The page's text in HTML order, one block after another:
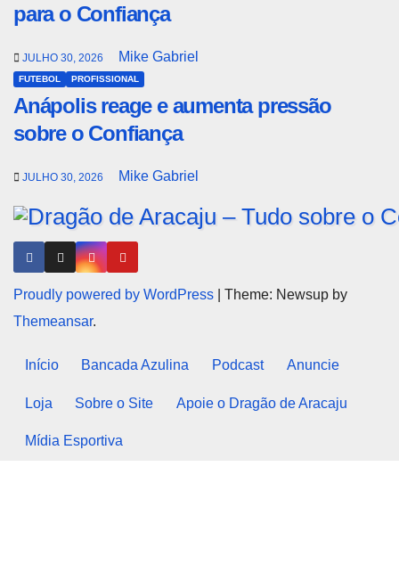
para o Confiança
JULHO 30, 2026 Mike Gabriel
FUTEBOL PROFISSIONAL
Anápolis reage e aumenta pressão
sobre o Confiança
JULHO 30, 2026 Mike Gabriel
Proudly powered by WordPress
Theme: Newsup by
Themeansar.
Início Bancada Azulina Podcast Anuncie
Loja Sobre o Site Apoie o Dragão de Aracaju
Mídia Esportiva